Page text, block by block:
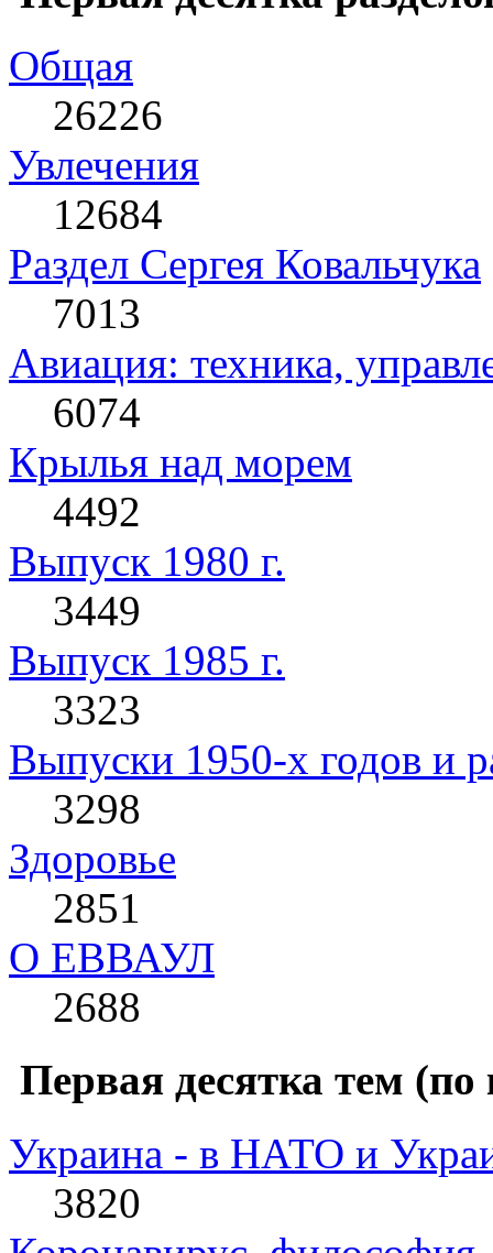
Общая
26226
Увлечения
12684
Раздел Сергея Ковальчука
7013
Авиация: техника,
6074
Крылья над морем
4492
Выпуск 1980 г.
3449
Выпуск 1985 г.
3323
Выпуски 1950-х годов и
3298
Здоровье
2851
О ЕВВАУЛ
2688
Первая десятка тем (по
Украина - в НАТО и
3820